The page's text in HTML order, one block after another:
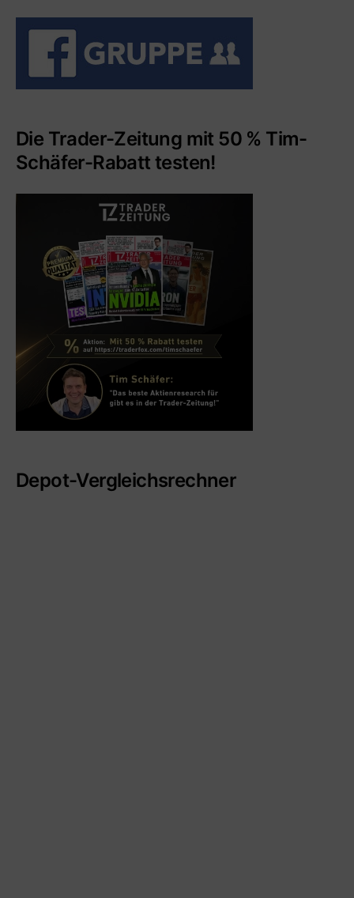
Die Trader-Zeitung mit 50 % Tim-
Schäfer-Rabatt testen!
Depot-Vergleichsrechner